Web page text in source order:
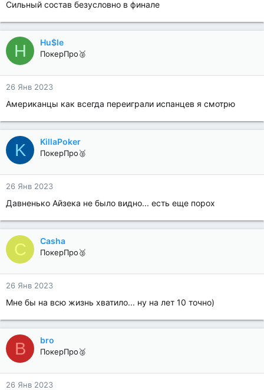
Сильный состав безусловно в финале
H Hu$le
ПокерПро🥈
26 Янв 2023
Американцы как всегда переиграли испанцев я смотрю
K KillaPoker
ПокерПро🥈
26 Янв 2023
Давненько Айзека не было видно... есть еще порох
C Casha
ПокерПро🥈
26 Янв 2023
Мне бы на всю жизнь хватило... ну на лет 10 точно)
B bro
ПокерПро🥈
26 Янв 2023